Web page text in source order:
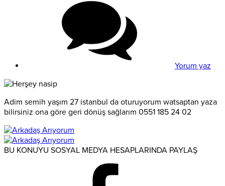
Yorum yaz
Adim semih yaşım 27 istanbul da oturuyorum watsaptan yaza
bilirsiniz ona göre geri dönüş sağlarım 0551 185 24 02
BU KONUYU SOSYAL MEDYA HESAPLARINDA PAYLAŞ